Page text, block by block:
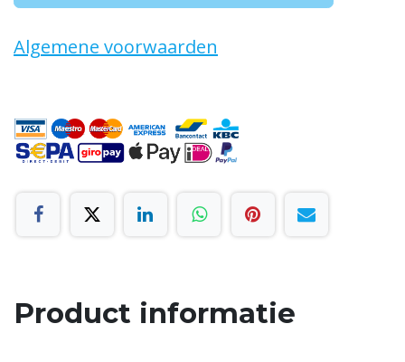
Algemene voorwaarden
Product informatie